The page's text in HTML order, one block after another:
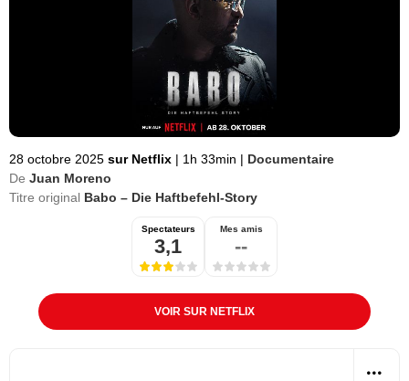
28 octobre 2025 sur Netflix | 1h 33min | Documentaire
De Juan Moreno
Titre original Babo – Die Haftbefehl-Story
Spectateurs
3,1
Mes amis
--
VOIR SUR NETFLIX